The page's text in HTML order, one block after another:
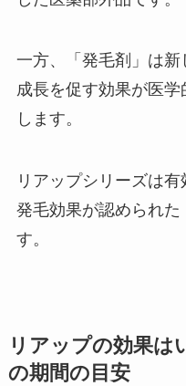
一方、「発毛剤」は
成長を促す効果が医
します。
リアップシリーズは
発毛効果が認められた
す。
リアップの効果は
の期間の目安